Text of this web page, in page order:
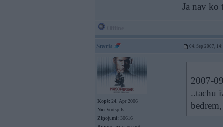
Ja nav ko
Staris 04. Sep 2007,
Kopš: 24. Apr 2006
No: Ventspils
Ziņojumi: 30616
2007-
..tachu